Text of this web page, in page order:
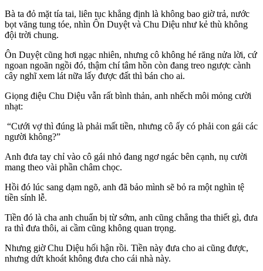
Bà ta đỏ mặt tía tai, liên tục khẳng định là không bao giờ trả, nước
bọt văng tung tóe, nhìn Ôn Duyệt và Chu Diệu như kẻ thù không
đội trời chung.
Ôn Duyệt cũng hơi ngạc nhiên, nhưng cô không hé răng nửa lời, cứ
ngoan ngoãn ngồi đó, thậm chí tâm hồn còn đang treo ngược cành
cây nghĩ xem lát nữa lấy được đất thì bán cho ai.
Giọng điệu Chu Diệu vẫn rất bình thản, anh nhếch môi mỏng cười
nhạt:
“Cưới vợ thì đúng là phải mất tiền, nhưng cô ấy có phải con gái các
người không?”
Anh đưa tay chỉ vào cô gái nhỏ đang ngơ ngác bên cạnh, nụ cười
mang theo vài phần châm chọc.
Hồi đó lúc sang dạm ngõ, anh đã bảo mình sẽ bỏ ra một nghìn tệ
tiền sính lễ.
Tiền đó là cha anh chuẩn bị từ sớm, anh cũng chẳng tha thiết gì, đưa
ra thì đưa thôi, ai cầm cũng không quan trọng.
Nhưng giờ Chu Diệu hối hận rồi. Tiền này đưa cho ai cũng được,
nhưng dứt khoát không đưa cho cái nhà này.